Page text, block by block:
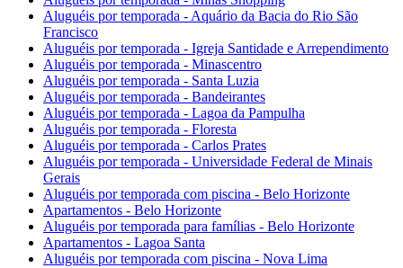
Aluguéis por temporada - Aquário da Bacia do Rio São
Francisco
Aluguéis por temporada - Igreja Santidade e Arrependimento
Aluguéis por temporada - Minascentro
Aluguéis por temporada - Santa Luzia
Aluguéis por temporada - Bandeirantes
Aluguéis por temporada - Lagoa da Pampulha
Aluguéis por temporada - Floresta
Aluguéis por temporada - Carlos Prates
Aluguéis por temporada - Universidade Federal de Minais
Gerais
Aluguéis por temporada com piscina - Belo Horizonte
Apartamentos - Belo Horizonte
Aluguéis por temporada para famílias - Belo Horizonte
Apartamentos - Lagoa Santa
Aluguéis por temporada com piscina - Nova Lima